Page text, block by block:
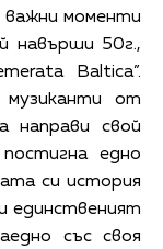
важни моменти
навърши 50г.,
Baltica”.
от
направи свой
едно
си история
единственият
със своя